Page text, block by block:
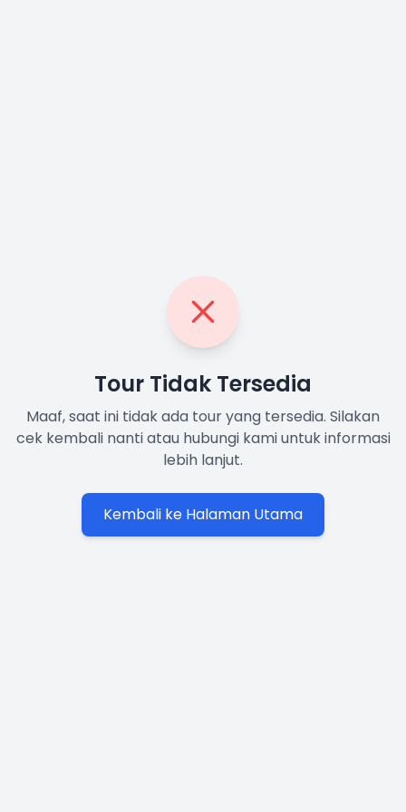
Tour Tidak Tersedia
Maaf, saat ini tidak ada tour yang tersedia. Silakan
cek kembali nanti atau hubungi kami untuk informasi
lebih lanjut.
Kembali ke Halaman Utama